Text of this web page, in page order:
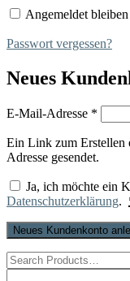
Angemeldet bleiben
Passwort vergessen?
Neues
E-Mail-Adresse *
Ein Link zum Erstellen
Adresse gesendet.
Ja, ich möchte ein
Datenschutzerklärung.
Neues Kundenkonto
Search
for: